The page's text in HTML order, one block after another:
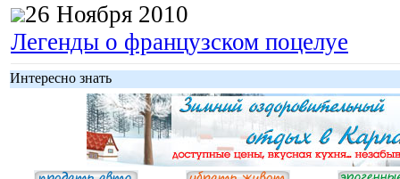
26 Ноября 2010
Легенды о французском поцелуе
Интересно знать